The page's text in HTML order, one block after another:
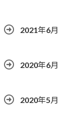
2021年6月
2020年6月
2020年5月